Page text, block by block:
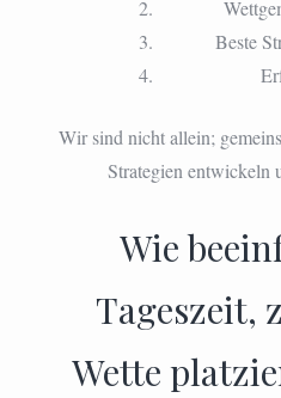
Beste
Wir sind nicht allein;
Strategien entwickeln
Wie
Tageszeit,
Wette